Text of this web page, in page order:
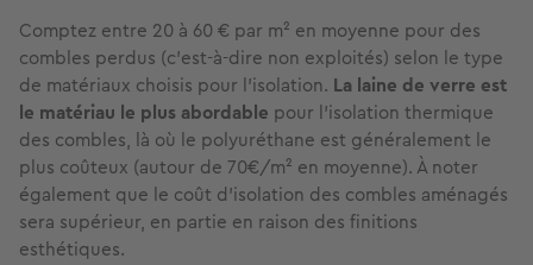
Comptez entre 20 à 60 € par m² en moyenne pour des
combles perdus (c’est-à-dire non exploités) selon le type
de matériaux choisis pour l’isolation. La laine de verre est
le matériau le plus abordable pour l’isolation thermique
des combles, là où le polyuréthane est généralement le
plus coûteux (autour de 70€/m² en moyenne). À noter
également que le coût d’isolation des combles aménagés
sera supérieur, en partie en raison des finitions
esthétiques.